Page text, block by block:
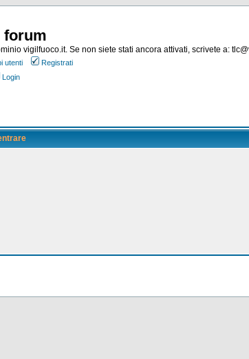
forum
vigilfuoco.it. Se non siete stati ancora attivati, scrivete a:
utenti
Registrati
Login